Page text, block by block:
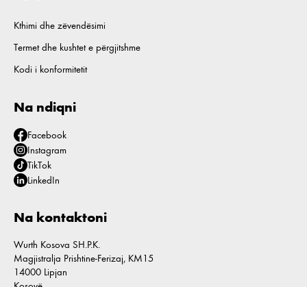
Kthimi dhe zëvendësimi
Termet dhe kushtet e përgjitshme
Kodi i konformitetit
Na ndiqni
Facebook
Instagram
TikTok
LinkedIn
Na kontaktoni
Wurth Kosova SH.P.K.
Magjistralja Prishtine-Ferizaj, KM15
14000 Lipjan